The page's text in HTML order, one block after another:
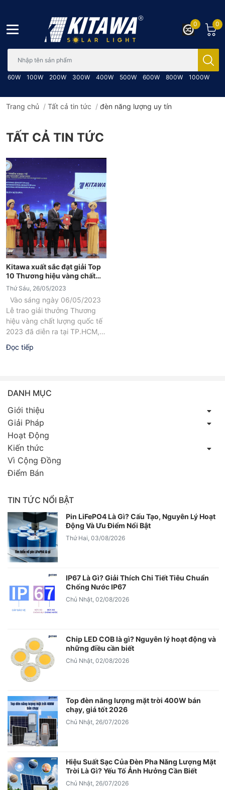
60W 100W 200W 300W 400W 500W 600W 800W 1000W
0
0
Trang chủ / Tất cả tin tức / đèn năng lượng uy tín
TẤT CẢ TIN TỨC
Kitawa xuất sắc đạt giải Top
10 Thương hiệu vàng chất
lượng quốc tế 2023.
Thứ Sáu, 26/05/2023
Lễ trao giải thưởng Thương
hiệu vàng chất lượng quốc tế
2023 đã diễn ra tại TP.HCM,
công ty Kitawa vinh dự...
Đọc tiếp
DANH MỤC
Giới thiệu
Giải Pháp
Hoạt Động
Kiến thức
Vì Cộng Đồng
Điểm Bán
TIN TỨC NỔI BẬT
Pin LiFePO4 Là Gì? Cấu Tạo, Nguyên Lý Hoạt
Động Và Ưu Điểm Nổi Bật
Thứ Hai, 03/08/2026
IP67 Là Gì? Giải Thích Chi Tiết Tiêu Chuẩn
Chống Nước IP67
Chủ Nhật, 02/08/2026
Chip LED COB là gì? Nguyên lý hoạt động và
những điều cần biết
Chủ Nhật, 02/08/2026
Top đèn năng lượng mặt trời 400W bán
chạy, giá tốt 2026
Chủ Nhật, 26/07/2026
Hiệu Suất Sạc Của Đèn Pha Năng Lượng Mặt
Trời Là Gì? Yếu Tố Ảnh Hưởng Cần Biết
Chủ Nhật, 26/07/2026